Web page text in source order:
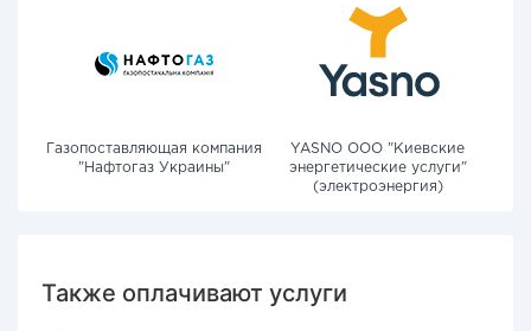
Газопоставляющая компания
"Нафтогаз Украины"
YASNO OOO "Киевские
энергетические услуги"
(электроэнергия)
Также оплачивают услуги